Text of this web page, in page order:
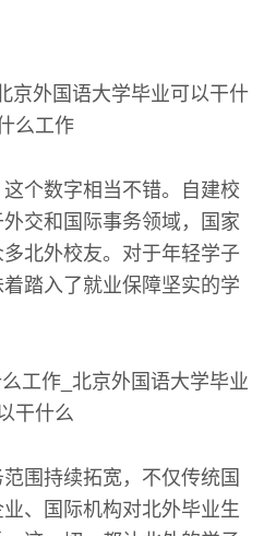
个数字相当不错。自建校
交和国际事务领域，国家
北外校友。对于年轻学子
踏入了就业保障坚实的学
围持续拓宽，不仅传统国
、国际机构对北外毕业生